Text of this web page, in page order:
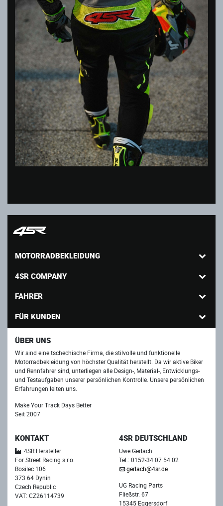
MOTORRADBEKLEIDUNG
4SR COMPANY
FAHRER
FÜR KUNDEN
ÜBER UNS
Wir sind eine tschechische Firma, die stilvolle und funktionelle
Motorradbekleidung von höchster Qualität herstellt. Da wir aktive Biker
und Rennfahrer sind, unterliegen alle Design-, Material-, Entwicklungs-
und Testaufgaben unserer persönlichen Kontrolle. Unsere persönlichen
Erfahrungen leiten uns.
Make Your Track Days Better
Seit 2007
KONTAKT
4SR Hersteller:
For Street Racing s.r.o.
Bosilec 106
373 64 Dynin
Czech Republic
VAT: CZ26114739
4SR DEUTSCHLAND
Uwe Gerlach
Tel.: 0152-34 07 54 02
gerlach@4sr.de
UG Racing Parts
Fließstr. 67
15345 Eggersdorf